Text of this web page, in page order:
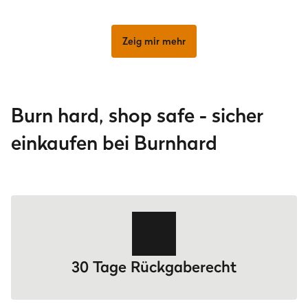
Zeig mir mehr
Burn hard, shop safe - sicher
einkaufen bei Burnhard
30 Tage Rückgaberecht